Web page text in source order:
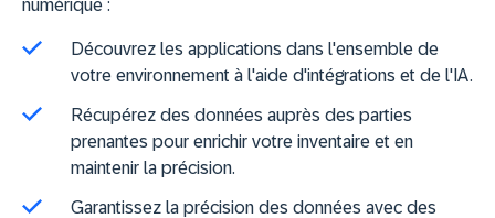
numérique :
Découvrez les applications dans l'ensemble de
votre environnement à l'aide d'intégrations et de l'IA.
Récupérez des données auprès des parties
prenantes pour enrichir votre inventaire et en
maintenir la précision.
Garantissez la précision des données avec des